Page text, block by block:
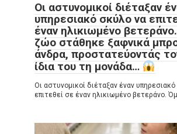
Οι αστυνομικοί διέταξαν
υπηρεσιακό σκύλο να
έναν ηλικιωμένο
ζώο στάθηκε ξαφνικά
άνδρα, προστατεύοντάς
ίδια του τη μονάδα…
Οι αστυνομικοί διέταξαν έναν
επιτεθεί σε έναν ηλικιωμένο βετεράνο.